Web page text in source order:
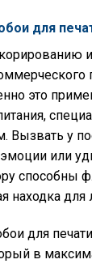
для
это
Вызвать у
или
способны
находка
для
в